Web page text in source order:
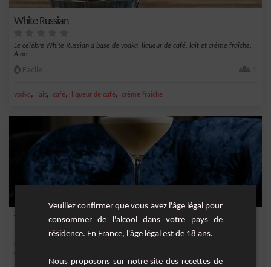
White Russian
Le célèbre White Russian à base de vodka, liqueur de café, lait et crème fraîche.
A ne...
Facile 1
vodka, lait, café, liqueur de café, crème fraîche
Whisky Whirl
&nbsp;Cocktail corsé à base de crème de whisky, amaretto, vodka et liqueur de
café.&nbsp;
Veuillez confirmer que vous avez l'âge légal pour
consommer de l'alcool dans votre pays de
résidence. En France, l'âge légal est de 18 ans.
Nous proposons sur notre site des recettes de